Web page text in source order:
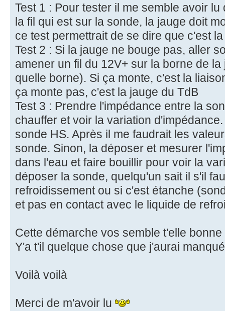
Test 1 : Pour tester il me semble avoir
la fil qui est sur la sonde, la jauge doit
ce test permettrait de se dire que c'est
Test 2 : Si la jauge ne bouge pas, aller
amener un fil du 12V+ sur la borne de
quelle borne). Si ça monte, c'est la
ça monte pas, c'est la jauge du TdB
Test 3 : Prendre l'impédance entre la
chauffer et voir la variation
sonde HS. Après il me faudrait les
sonde. Sinon, la déposer et mesurer
dans l'eau et faire bouillir pour voir la
déposer la sonde, quelqu'un sait il s'il
refroidissement ou si c'est étanche
et pas en contact avec le liquide de
Cette démarche vos semble t'elle bonne
Y'a t'il quelque chose que j'aurai
Voilà voilà
Merci de m'avoir lu